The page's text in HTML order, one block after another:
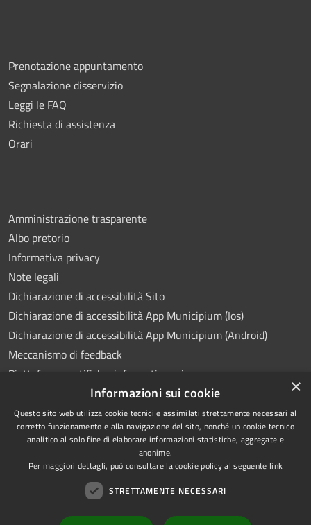
Prenotazione appuntamento
Segnalazione disservizio
Leggi le FAQ
Richiesta di assistenza
Orari
Amministrazione trasparente
Albo pretorio
Informativa privacy
Note legali
Dichiarazione di accessibilità Sito
Dichiarazione di accessibilità App Municipium (Ios)
Dichiarazione di accessibilità App Municipium (Android)
Meccanismo di feedback
Piattaforma notifiche: informativa privacy
Videosorveglianza
Municipium•Accesso
×
Informazioni sui cookie
Questo sito web utilizza cookie tecnici e assimilati strettamente necessari al
corretto funzionamento e alla navigazione del sito, nonché un cookie tecnico
analitico al solo fine di elaborare informazioni statistiche, aggregate e
anonime.
Per maggiori dettagli, può consultare la cookie policy al seguente link
STRETTAMENTE NECESSARI